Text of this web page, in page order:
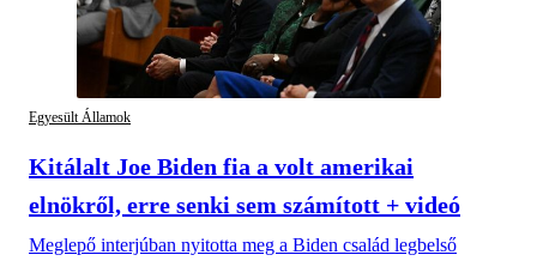
Egyesült Államok
Kitálalt Joe Biden fia a volt amerikai
elnökről, erre senki sem számított + videó
Meglepő interjúban nyitotta meg a Biden család legbelső